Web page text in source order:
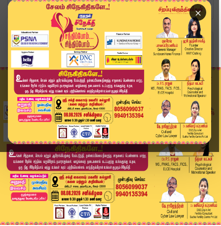
×
Home
தமிழ்நாடு
தொடர் சரிவில் தங்கம் விலை: இரண்டு நாட்களில் சவர...